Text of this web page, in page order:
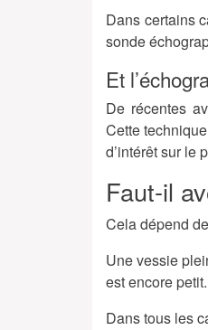
Dans certains
sonde
Et
De récentes
Cette
d’intérêt sur le
Faut-il
Cela dépend
Une vessie
est encore petit.
Dans tous les